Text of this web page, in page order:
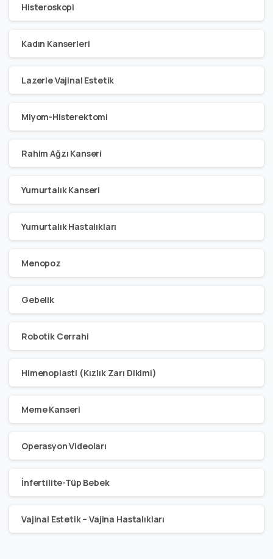
Histeroskopi
Kadın Kanserleri
Lazerle Vajinal Estetik
Miyom-Histerektomi
Rahim Ağzı Kanseri
Yumurtalık Kanseri
Yumurtalık Hastalıkları
Menopoz
Gebelik
Robotik Cerrahi
Himenoplasti (Kızlık Zarı Dikimi)
Meme Kanseri
Operasyon Videoları
İnfertilite-Tüp Bebek
Vajinal Estetik – Vajina Hastalıkları